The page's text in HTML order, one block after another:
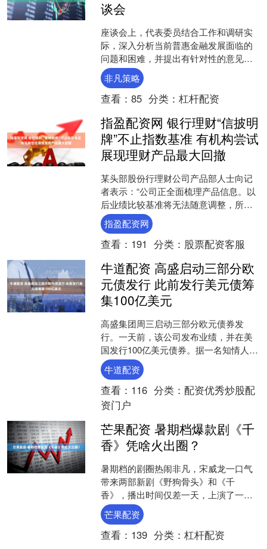
谈会
座谈会上，代表委员结合工作和调研实
际，深入分析当前普惠金融发展面临的
问题和困难，并提出有针对性的意见建
议。代表委员建议，全面加强金融监
管，健全普惠金融组织体系，....
非凡策略
查看： 85 分类： 杠杆配资
指盈配资网 银行理财“信披明
牌”不止指数基准 有机构尝试
展现理财产品最大回撤
某头部股份行理财公司产品部人士向记
者表示：“公司正全面梳理产品信息。以
后业绩比较基准将无法随意调整，所以
每只产品都要根据数据测算，挑选与产
品定位和长期走势相吻合....
指盈配资网
查看： 191 分类： 股票配资客服
牛道配资 高盛启动三部分欧
元债发行 此前发行美元债筹
集100亿美元
高盛集团周三启动三部分欧元债券发
行。一天前，该公司发布业绩，并在美
国发行100亿美元债券。据一名知情人士
称，高盛希望通过这笔基准规模交易募
资至少15亿欧元（17....
牛道配资
查看： 116 分类： 配资优秀炒股配
资门户
芒果配资 暑期档爆款剧《千
香》凭啥火出圈？
暑期档的剧圈热闹非凡，宋威龙一口气
带来两部新剧《野狗骨头》和《千
香》，播出时间仅差一天，上演了一
场“自己打自己”的戏码。优酷站内《千
香》预约量突破400万，众多....
芒果配资
查看： 139 分类： 杠杆配资